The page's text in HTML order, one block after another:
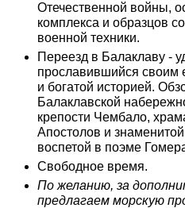
Отечественной войны,
комплекса и образцов
военной техники.
Переезд в Балаклаву -
прославившийся
и богатой историей.
Балаклавской
крепости Чембало,
Апостолов и
воспетой в поэме
Свободное время.
По желанию, за
предлагаем морскую